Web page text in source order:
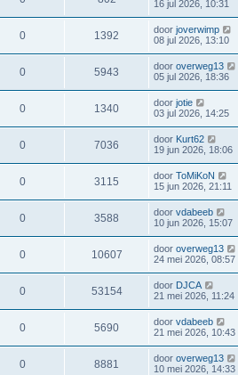
16 jul 2026, 10:31
0 1392 door joverwimp
08 jul 2026, 13:10
0 5943 door overweg13
05 jul 2026, 18:36
0 1340 door jotie
03 jul 2026, 14:25
0 7036 door Kurt62
19 jun 2026, 18:06
0 3115 door ToMiKoN
15 jun 2026, 21:11
0 3588 door vdabeeb
10 jun 2026, 15:07
0 10607 door overweg13
24 mei 2026, 08:57
0 53154 door DJCA
21 mei 2026, 11:24
0 5690 door vdabeeb
21 mei 2026, 10:43
0 8881 door overweg13
10 mei 2026, 14:33